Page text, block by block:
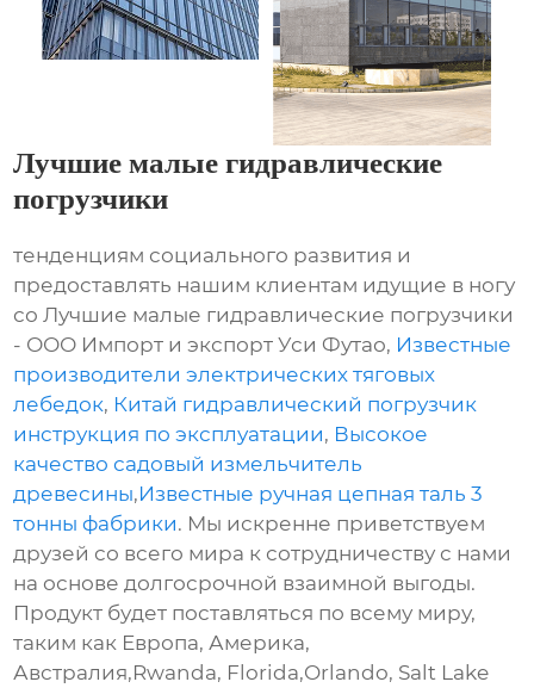
Лучшие малые гидравлические
погрузчики
тенденциям социального развития и
предоставлять нашим клиентам идущие в ногу
со Лучшие малые гидравлические погрузчики
- ООО Импорт и экспорт Уси Футао, Известные
производители электрических тяговых
лебедок, Китай гидравлический погрузчик
инструкция по эксплуатации, Высокое
качество садовый измельчитель
древесины,Известные ручная цепная таль 3
тонны фабрики. Мы искренне приветствуем
друзей со всего мира к сотрудничеству с нами
на основе долгосрочной взаимной выгоды.
Продукт будет поставляться по всему миру,
таким как Европа, Америка,
Австралия,Rwanda, Florida,Orlando, Salt Lake